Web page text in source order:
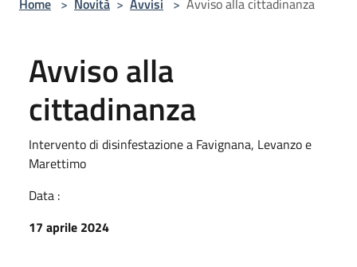
Avviso alla
cittadinanza
Intervento di disinfestazione a Favignana, Levanzo e
Marettimo
Data :
17 aprile 2024